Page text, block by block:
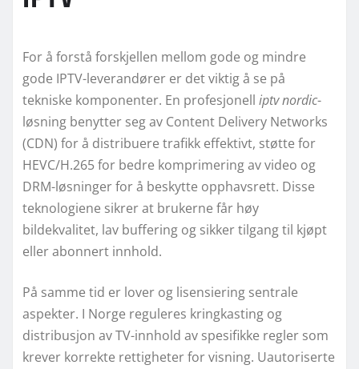
For å forstå forskjellen mellom gode og mindre
gode IPTV-leverandører er det viktig å se på
tekniske komponenter. En profesjonell iptv nordic-
løsning benytter seg av Content Delivery Networks
(CDN) for å distribuere trafikk effektivt, støtte for
HEVC/H.265 for bedre komprimering av video og
DRM-løsninger for å beskytte opphavsrett. Disse
teknologiene sikrer at brukerne får høy
bildekvalitet, lav buffering og sikker tilgang til kjøpt
eller abonnert innhold.
På samme tid er lover og lisensiering sentrale
aspekter. I Norge reguleres kringkasting og
distribusjon av TV-innhold av spesifikke regler som
krever korrekte rettigheter for visning. Uautoriserte